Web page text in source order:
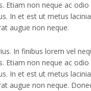
Etiam non neque ac odio
In et est ut metus lacinia
augue non neque.
In finibus lorem vel
Etiam non neque ac odio
In et est ut metus lacinia
augue non neque.